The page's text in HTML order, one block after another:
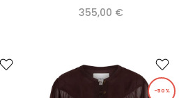
355,00 €
-50%